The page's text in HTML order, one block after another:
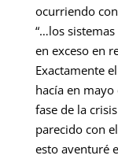
ocurriendo
“…los
en exceso en
Exactamente
hacía en
fase de la
parecido con
esto aventuré